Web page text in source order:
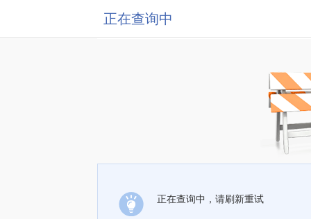
正在查询中
正在查询中，请刷新重试